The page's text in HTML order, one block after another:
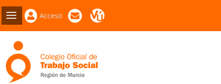
Acceso